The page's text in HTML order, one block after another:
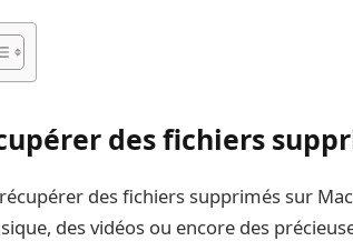
des fichiers
des fichiers supprimés sur
des vidéos ou encore des